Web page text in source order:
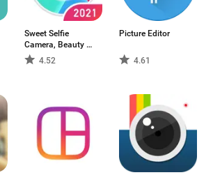
Sweet Selfie
Camera, Beauty &
Filters Photo
Editor
4.52
Picture Editor
4.61